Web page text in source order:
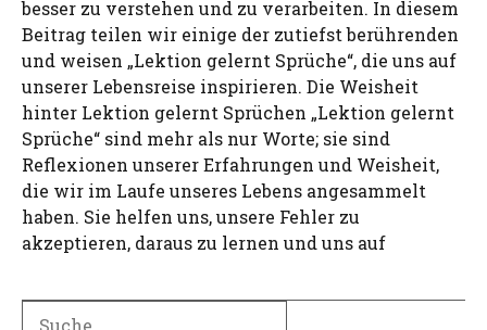
besser zu verstehen und zu verarbeiten. In diesem
Beitrag teilen wir einige der zutiefst berührenden
und weisen „Lektion gelernt Sprüche“, die uns auf
unserer Lebensreise inspirieren. Die Weisheit
hinter Lektion gelernt Sprüchen „Lektion gelernt
Sprüche“ sind mehr als nur Worte; sie sind
Reflexionen unserer Erfahrungen und Weisheit,
die wir im Laufe unseres Lebens angesammelt
haben. Sie helfen uns, unsere Fehler zu
akzeptieren, daraus zu lernen und uns auf
Search